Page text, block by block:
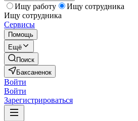
Ищу работу
Ищу сотрудника
Ищу сотрудника
Сервисы
Помощь
Ещё
Поиск
Баксаненок
Войти
Войти
Зарегистрироваться